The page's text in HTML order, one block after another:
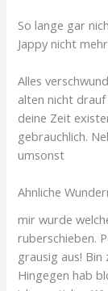
So lange gar
Jappy nicht
Alles
alten nicht
deine Zeit
gebrauchlich.
umsonst
Ahnliche
mir wurde
ruberschieben.
grausig aus!
Hingegen hab